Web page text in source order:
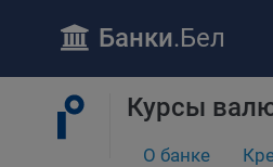
Банки.Бел
Курсы
О банке